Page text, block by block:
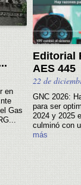
en
Gas
Editorial
AES 445
22 de
GNC 2026:
para ser
2024 y 2025
culminó con
más